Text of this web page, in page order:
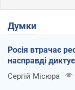
Думки
Росія втрачає
насправді
Сергій Місюра